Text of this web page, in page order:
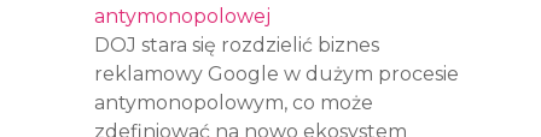
antymonopolowej
DOJ stara się rozdzielić biznes
reklamowy Google w dużym procesie
antymonopolowym, co może
zdefiniować na nowo ekosystem